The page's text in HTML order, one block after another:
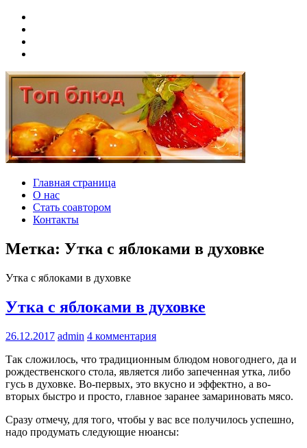
Skip
content
Топ блюд
Рецепты со всего мира
Главная страница
О нас
Стать соавтором
Контакты
Метка: Утка с яблоками в духовке
Утка с яблоками в духовке
Утка с яблоками в духовке
26.12.2017 admin 4 комментария
Так сложилось, что традиционным блюдом новогоднего, да и
рождественского стола, является либо запеченная утка, либо
гусь в духовке. Во-первых, это вкусно и эффектно, а во-
вторых быстро и просто, главное заранее замариновать мясо.
Сразу отмечу, для того, чтобы у вас все получилось успешно,
надо продумать следующие нюансы: